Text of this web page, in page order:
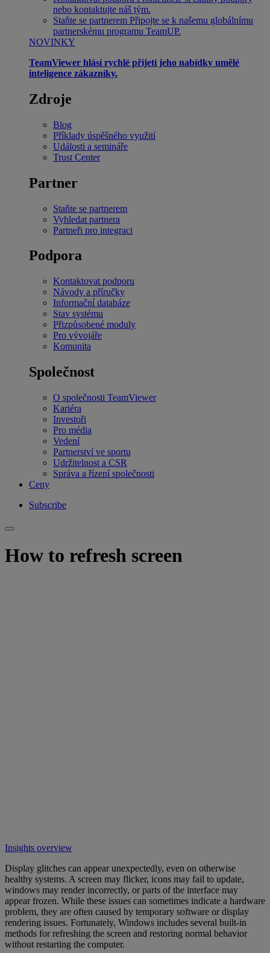
nebo kontaktujte náš tým.
Staňte se partnerem Připojte se k našemu globálnímu
partnerskému programu TeamUP.
NOVINKY
TeamViewer hlásí rychlé přijetí jeho nabídky umělé
inteligence zákazníky.
Zdroje
Blog
Příklady úspěšného využití
Události a semináře
Trust Center
Partner
Staňte se partnerem
Vyhledat partnera
Partneři pro integraci
Podpora
Kontaktovat podporu
Návody a příručky
Informační databáze
Stav systému
Přizpůsobené moduly
Pro vývojáře
Komunita
Společnost
O společnosti TeamViewer
Kariéra
Investoři
Pro média
Vedení
Partnerství ve sportu
Udržitelnost a CSR
Správa a řízení společnosti
Ceny
Subscribe
How to refresh screen
Insights overview
Display glitches can appear unexpectedly, even on otherwise
healthy systems. A screen may flicker, icons may fail to update,
windows may render incorrectly, or parts of the interface may
appear frozen. While these issues can sometimes indicate a hardware
problem, they are often caused by temporary software or display
rendering issues. Fortunately, Windows includes several built-in
methods for refreshing the screen and restoring normal behavior
without restarting the computer.